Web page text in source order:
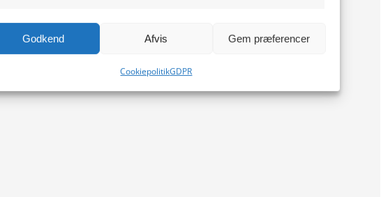
Godkend Afvis Gem præferencer
CookiepolitikGDPR